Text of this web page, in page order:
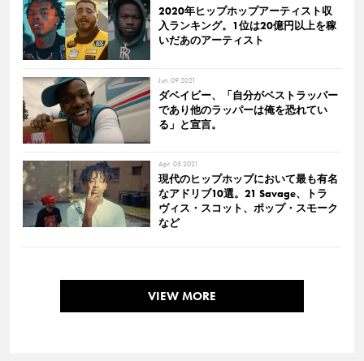
2020年ヒップホップアーティスト収
入ランキング。1位は20億円以上を稼
いだあのアーティスト
Jun. 09 2021
ダベイビー、「自分がベストラッパー
であり他のラッパーは俺を恐れてい
る」と宣言。
Apr. 05 2021
現代のヒップホップにおいて最も有名
なアドリブ10選。21 Savage、トラ
ヴィス・スコット、ポップ・スモーク
など
VIEW MORE